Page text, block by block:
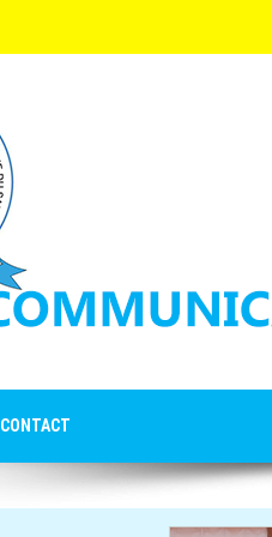
CONTACT